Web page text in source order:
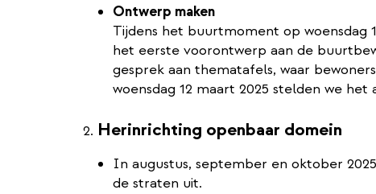
Ontwerp maken
Tijdens het buurtmoment op woensdag
het eerste voorontwerp aan de
gesprek aan thematafels, waar
woensdag 12 maart 2025 stelden we
Herinrichting openbaar domein
In augustus, september en oktober
de straten uit.